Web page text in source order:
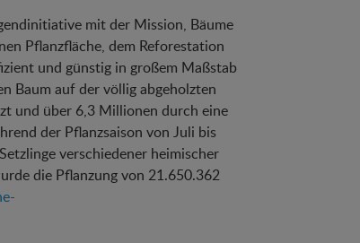
mit der Mission, Bäume
Pflanzfläche, dem Reforestation
und günstig in großem Maßstab
Baum auf der völlig abgeholzten
und über 6,3 Millionen durch eine
der Pflanzsaison von Juli bis
verschiedener heimischer
die Pflanzung von 21.650.362